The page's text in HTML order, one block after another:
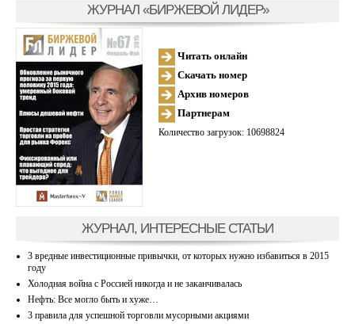
ЖУРНАЛ «БИРЖЕВОЙ ЛИДЕР»
Читать онлайн
Скачать номер
Архив номеров
Партнерам
Количество загрузок: 10698824
ЖУРНАЛ, ИНТЕРЕСНЫЕ СТАТЬИ
3 вредные инвестиционные привычки, от которых нужно избавиться в 2015
году
Холодная война с Россией никогда и не заканчивалась
Нефть: Все могло быть и хуже…
3 правила для успешной торговли мусорными акциями